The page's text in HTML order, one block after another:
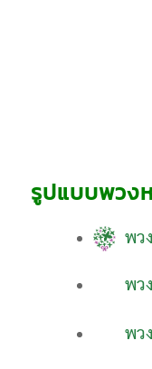
รูปแบบพวง
พว
พว
พว